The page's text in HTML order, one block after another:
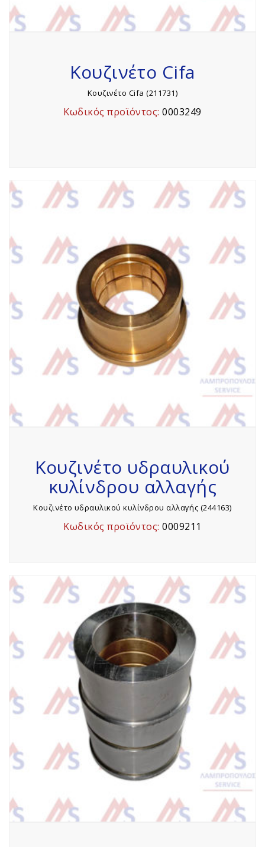
Κουζινέτο Cifa
Κουζινέτο Cifa (211731)
Κωδικός προϊόντος:0003249
Κουζινέτο υδραυλικού
κυλίνδρου αλλαγής
Κουζινέτο υδραυλικού κυλίνδρου αλλαγής (244163)
Κωδικός προϊόντος:0009211